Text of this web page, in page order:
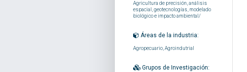
Agricultura de precisión, análisis
espacial, geotecnologías, modelado
biológico e impacto ambiental/
Áreas de la industria:
Agropecuario, Agroindutrial
Grupos de Investigación: